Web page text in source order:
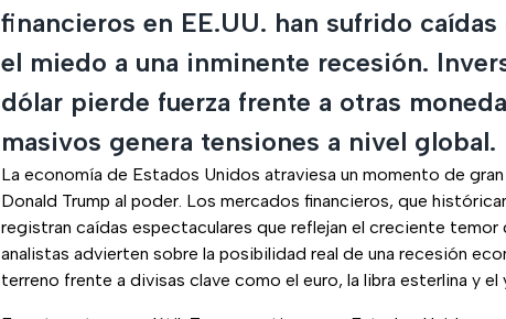
financieros en EE.UU. han sufrido
el miedo a una inminente recesión.
dólar pierde fuerza frente a otras
masivos genera tensiones a nivel global.
La economía de Estados Unidos atraviesa un momento de
Donald Trump al poder. Los mercados financieros, que
registran caídas espectaculares que reflejan el creciente temor
analistas advierten sobre la posibilidad real de una recesión
terreno frente a divisas clave como el euro, la libra esterlina y el